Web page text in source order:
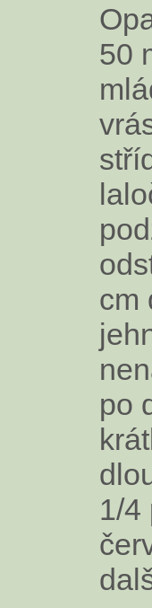
50
cm
po
1/4